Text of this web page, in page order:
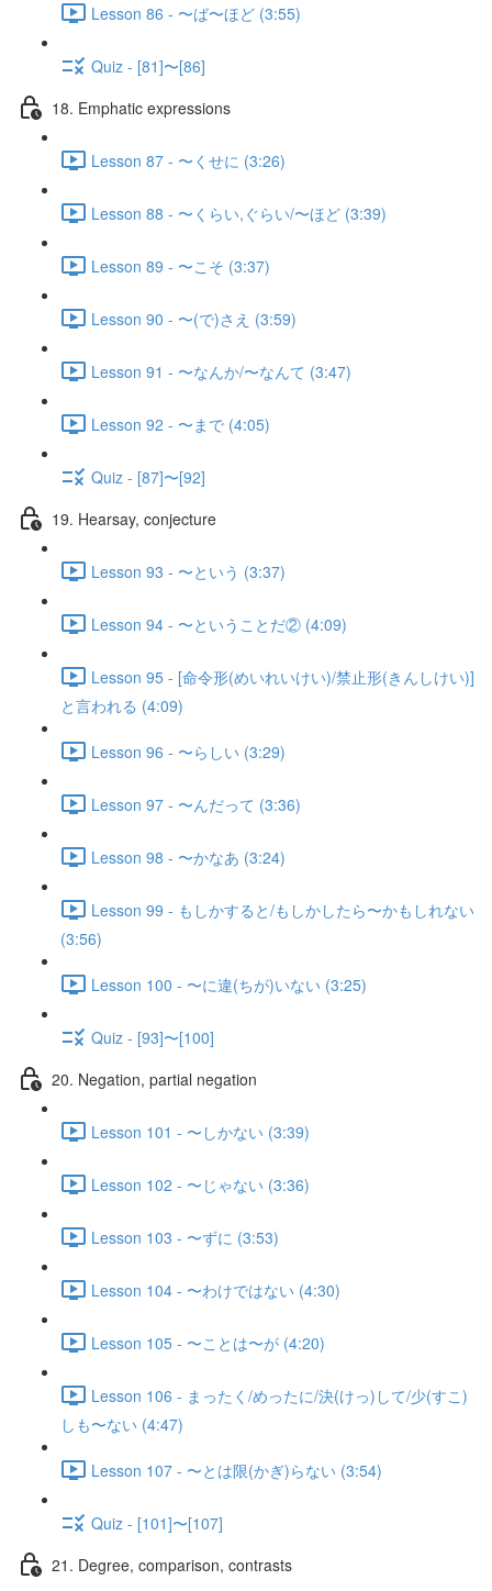
Lesson 86 - 〜ば〜ほど (3:55)
Quiz - [81]〜[86]
18. Emphatic expressions
Lesson 87 - 〜くせに (3:26)
Lesson 88 - 〜くらい,ぐらい/〜ほど (3:39)
Lesson 89 - 〜こそ (3:37)
Lesson 90 - 〜(で)さえ (3:59)
Lesson 91 - 〜なんか/〜なんて (3:47)
Lesson 92 - 〜まで (4:05)
Quiz - [87]〜[92]
19. Hearsay, conjecture
Lesson 93 - 〜という (3:37)
Lesson 94 - 〜ということだ② (4:09)
Lesson 95 - [命令形(めいれいけい)/禁止形(きんしけい)]
と言われる (4:09)
Lesson 96 - 〜らしい (3:29)
Lesson 97 - 〜んだって (3:36)
Lesson 98 - 〜かなあ (3:24)
Lesson 99 - もしかすると/もしかしたら〜かもしれない
(3:56)
Lesson 100 - 〜に違(ちが)いない (3:25)
Quiz - [93]〜[100]
20. Negation, partial negation
Lesson 101 - 〜しかない (3:39)
Lesson 102 - 〜じゃない (3:36)
Lesson 103 - 〜ずに (3:53)
Lesson 104 - 〜わけではない (4:30)
Lesson 105 - 〜ことは〜が (4:20)
Lesson 106 - まったく/めったに/決(けっ)して/少(すこ)
しも〜ない (4:47)
Lesson 107 - 〜とは限(かぎ)らない (3:54)
Quiz - [101]〜[107]
21. Degree, comparison, contrasts